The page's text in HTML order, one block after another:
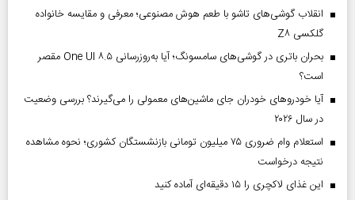
انقلاب گوشی‌های تاشو‌ با طعم هوش مصنوعی؛ معرفی و مقایسه خانواده
گلکسی Z۸
بحران باتری در گوشی‌های سامسونگ؛ آیا به‌روزرسانی One UI ۸.۵ مقصر
است؟
آیا خودروهای خودران جای ماشین‌های معمولی را می‌گیرند؟ بررسی وضعیت
در سال ۲۰۲۶
استعلام وام ضروری ۷۵ میلیون تومانی بازنشستگان کشوری؛ نحوه مشاهده
نتیجه درخواست
این غذای لاکچری را ۱۵ دقیقه‌ای آماده کنید